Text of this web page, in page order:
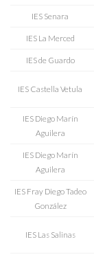
IES Senara
IES La Merced
IES de Guardo
IES Castella Vetula
IES Diego Marín
Aguilera
IES Diego Marín
Aguilera
IES Fray Diego Tadeo
González
IES Las Salinas